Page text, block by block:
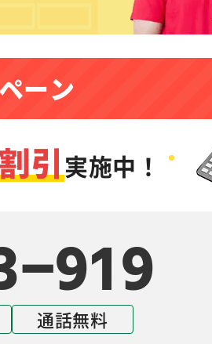
ーン
引実施中！
919
通話無料